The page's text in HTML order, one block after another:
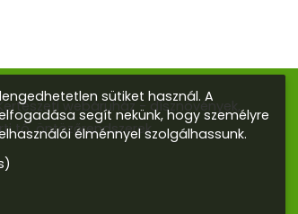
webáruház - dísznövények,
tó, öntözőrendszerek
sütiket használ. A
segít nekünk, hogy személyre
élménnyel szolgálhassunk.